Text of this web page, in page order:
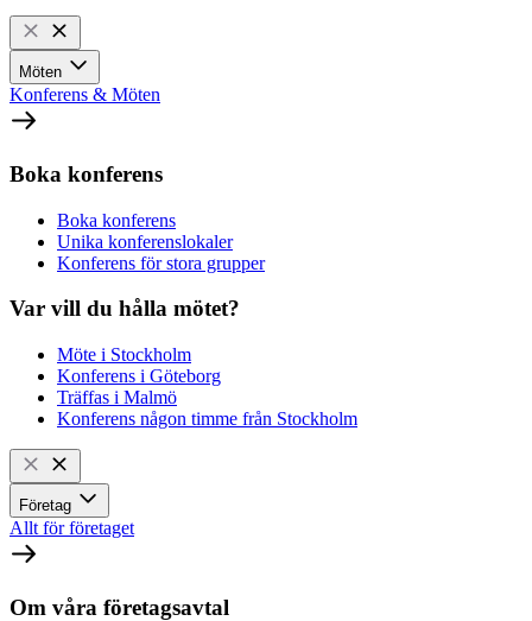
Möten
Konferens & Möten
Boka konferens
Boka konferens
Unika konferenslokaler
Konferens för stora grupper
Var vill du hålla mötet?
Möte i Stockholm
Konferens i Göteborg
Träffas i Malmö
Konferens någon timme från Stockholm
Företag
Allt för företaget
Om våra företagsavtal